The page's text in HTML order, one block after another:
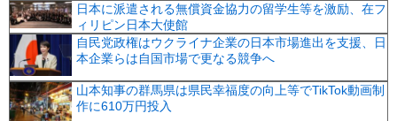
日本に派遣される無償資金協力の留学生等を激励、在フ
ィリピン日本大使館
自民党政権はウクライナ企業の日本市場進出を支援、日
本企業らは自国市場で更なる競争へ
山本知事の群馬県は県民幸福度の向上等でTikTok動画制
作に610万円投入